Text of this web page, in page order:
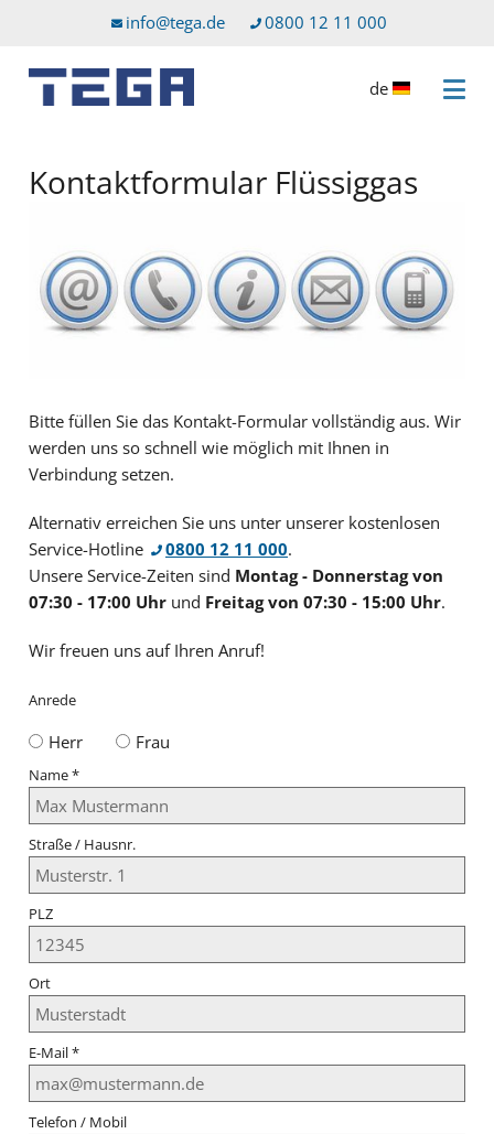
zum Servicemenüinfo@tega.de 0800 12 11 000
Menü
de
Kontaktformular Flüssiggas
Bitte füllen Sie das Kontakt-Formular vollständig aus. Wir
werden uns so schnell wie möglich mit Ihnen in
Verbindung setzen.
Alternativ erreichen Sie uns unter unserer kostenlosen
Service-Hotline
0800 12 11 000.
Unsere Service-Zeiten sind Montag - Donnerstag von
07:30 - 17:00 Uhr und Freitag von 07:30 - 15:00 Uhr.
Wir freuen uns auf Ihren Anruf!
Anrede
Herr Frau
Name*
Straße / Hausnr.
PLZ
Ort
E-Mail*
Telefon / Mobil